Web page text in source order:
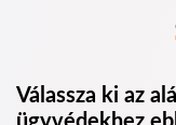
Válassza ki az